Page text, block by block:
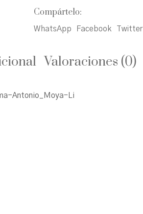
Compártelo:
WhatsApp Facebook Twitter
Valoraciones (0)
Antonio_Moya-Li